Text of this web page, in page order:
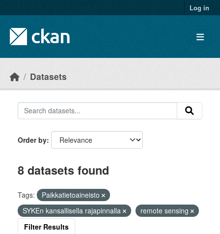
Log in
Datasets
Order by
8 datasets found
Tags:
Paikkatietoaineisto
SYKEn kansallisella rajapinnalla
remote sensing
Filter Results